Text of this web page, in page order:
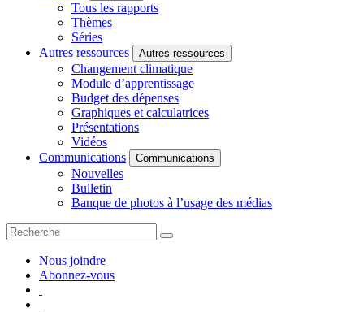
Tous les rapports
Thèmes
Séries
Autres ressources
Autres ressources
Changement climatique
Module d’apprentissage
Budget des dépenses
Graphiques et calculatrices
Présentations
Vidéos
Communications
Communications
Nouvelles
Bulletin
Banque de photos à l’usage des médias
Nous joindre
Abonnez-vous